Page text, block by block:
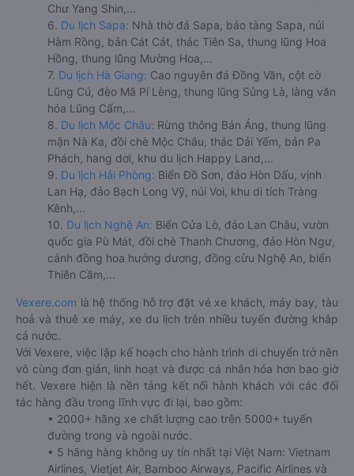
Chư Yang Shin,...
6. Du lịch Sapa: Nhà thờ đá Sapa, bảo tàng Sapa, núi
Hàm Rồng, bản Cát Cát, thác Tiên Sa, thung lũng Hoa
Hồng, thung lũng Mường Hoa,...
7. Du lịch Hà Giang: Cao nguyên đá Đồng Văn, cột cờ
Lũng Cú, đèo Mã Pí Lèng, thung lũng Sủng Là, làng văn
hóa Lũng Cẩm,...
8. Du lịch Mộc Châu: Rừng thông Bản Áng, thung lũng
mận Nà Ka, đồi chè Mộc Châu, thác Dải Yếm, bản Pa
Phách, hang dơi, khu du lịch Happy Land,...
9. Du lịch Hải Phòng: Biển Đồ Sơn, đảo Hòn Dấu, vịnh
Lan Hạ, đảo Bạch Long Vỹ, núi Voi, khu di tích Tràng
Kênh,...
10. Du lịch Nghệ An: Biển Cửa Lò, đảo Lan Châu, vườn
quốc gia Pù Mát, đồi chè Thanh Chương, đảo Hòn Ngư,
cánh đồng hoa hướng dương, đồng cừu Nghệ An, biển
Thiên Cầm,...
Vexere.com là hệ thống hỗ trợ đặt vé xe khách, máy bay, tàu
hoả và thuê xe máy, xe du lịch trên nhiều tuyến đường khắp
cả nước.
Với Vexere, việc lập kế hoạch cho hành trình di chuyển trở nên
vô cùng đơn giản, linh hoạt và được cá nhân hóa hơn bao giờ
hết. Vexere hiện là nền tảng kết nối hành khách với các đối
tác hàng đầu trong lĩnh vực đi lại, bao gồm:
• 2000+ hãng xe chất lượng cao trên 5000+ tuyến
đường trong và ngoài nước.
• 5 hãng hàng không uy tín nhất tại Việt Nam: Vietnam
Airlines, Vietjet Air, Bamboo Airways, Pacific Airlines và